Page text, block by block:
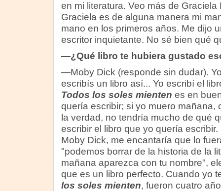
en mi literatura. Veo más de
Graciela es de alguna manera mi
mano en los primeros años. Me dijo
escritor inquietante. No sé bien qué
—¿Qué libro te hubiera gustado
—Moby Dick (responde sin dudar).
escribís un libro así... Yo escribí el
Todos los soles mienten es en
quería escribir; si yo muero mañana,
la verdad, no tendría mucho de qué
escribir el libro que yo quería
Moby Dick, me encantaría que lo
"podemos borrar de la historia de la
mañana aparezca con tu nombre",
que es un libro perfecto. Cuando yo
los soles mienten, fueron cuatro